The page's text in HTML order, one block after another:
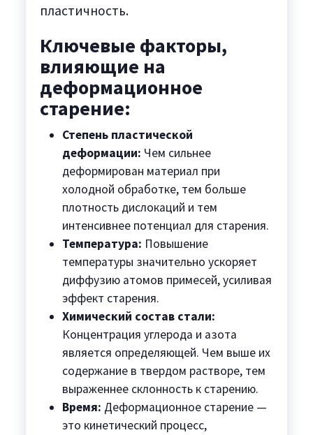
пластичность.
Ключевые факторы,
влияющие на
деформационное
старение:
Степень пластической
деформации: Чем сильнее
деформирован материал при
холодной обработке, тем больше
плотность дислокаций и тем
интенсивнее потенциал для старения.
Температура: Повышение
температуры значительно ускоряет
диффузию атомов примесей, усиливая
эффект старения.
Химический состав стали:
Концентрация углерода и азота
является определяющей. Чем выше их
содержание в твердом растворе, тем
выраженнее склонность к старению.
Время: Деформационное старение —
это кинетический процесс,